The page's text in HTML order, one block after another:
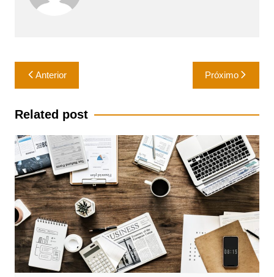
Navegação
de
Post
Anterior Próximo
Related post